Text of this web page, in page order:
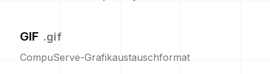
GIF .gif
CompuServe-Grafikaustauschformat